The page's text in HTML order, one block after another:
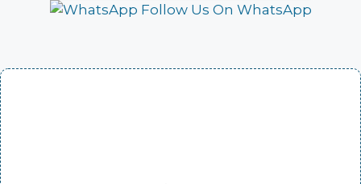
Follow Us On WhatsApp